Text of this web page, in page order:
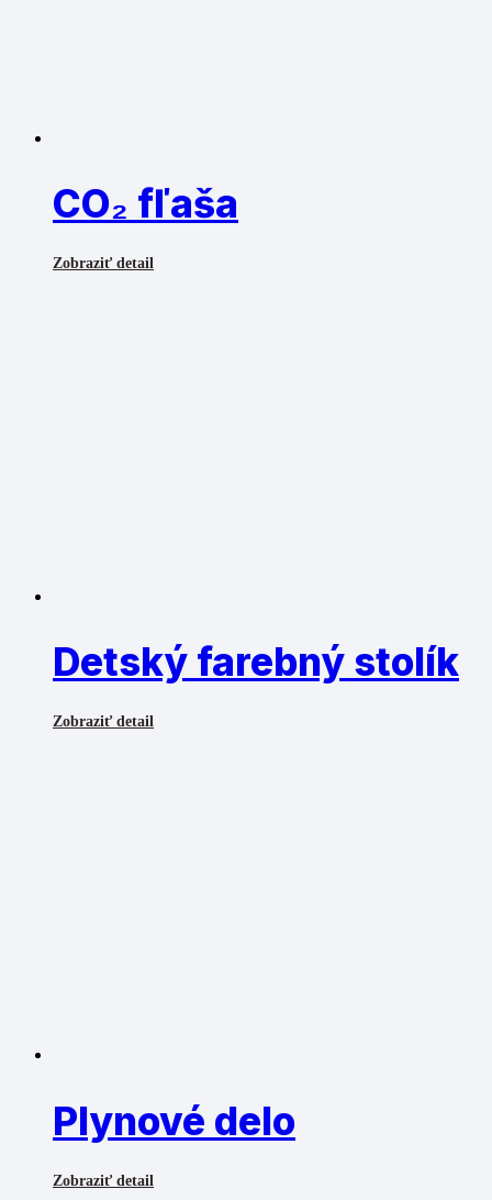
CO₂ fľaša
Zobraziť detail
Detský farebný stolík
Zobraziť detail
Plynové delo
Zobraziť detail